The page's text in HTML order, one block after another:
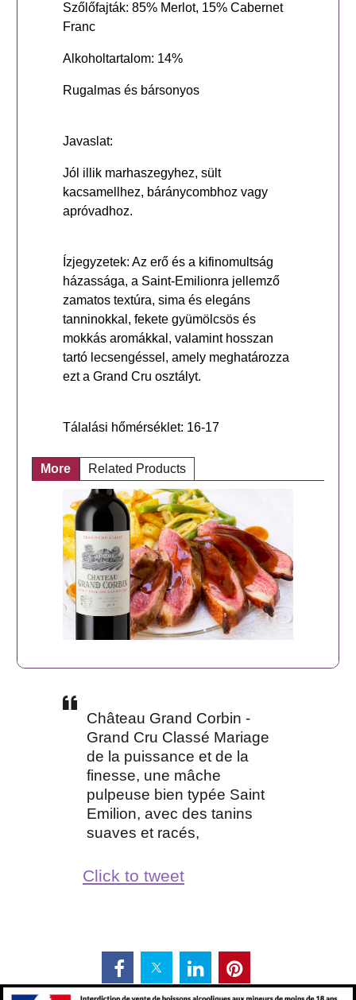
Szőlőfajták: 85% Merlot, 15% Cabernet
Franc
Alkoholtartalom: 14%
Rugalmas és bársonyos
Javaslat:
Jól illik marhaszegyhez, sült
kacsamellhez, báránycombhoz vagy
apróvadhoz.
Ízjegyzetek: Az erő és a kifinomultság
házassága, a Saint-Emilionra jellemző
zamatos textúra, sima és elegáns
tanninokkal, fekete gyümölcsös és
mokkás aromákkal, valamint hosszan
tartó lecsengéssel, amely meghatározza
ezt a Grand Cru osztályt.
Tálalási hőmérséklet: 16-17
More Related Products
Château Grand Corbin -
Grand Cru Classé Mariage
de la puissance et de la
finesse, une mâche
pulpeuse bien typée Saint
Emilion, avec des tanins
suaves et racés,
Click to tweet